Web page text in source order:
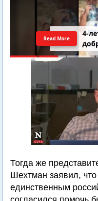
4-
Read More
Тогда же
Шехтман заявил,
единственным